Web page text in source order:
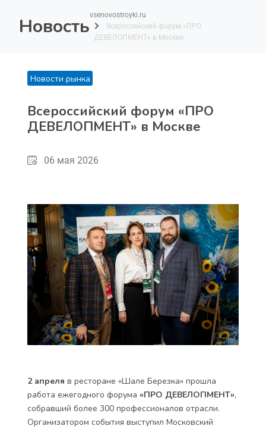
Новостьvsenovostroyki.ru
Всероссийский форум «ПРО
ДЕВЕЛОПМЕНТ» в Москве
Новости рынка
Всероссийский форум «ПРО
ДЕВЕЛОПМЕНТ» в Москве
06 мая 2026
2 апреля в ресторане «Шале Березка» прошла
работа ежегодного форума «ПРО ДЕВЕЛОПМЕНТ»,
собравший более 300 профессионалов отрасли.
Организатором события выступил Московский